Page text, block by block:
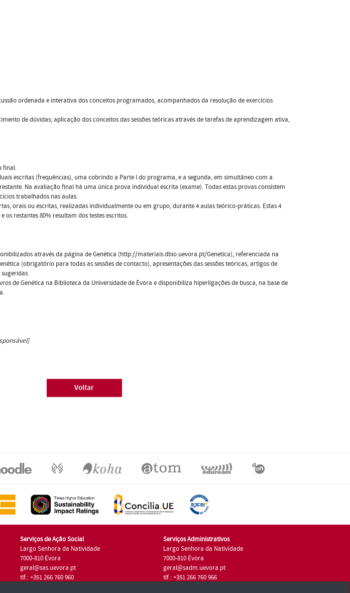
ordenada e interativa dos conceitos programados, acompanhados da resolução de exercícios
de dúvidas; aplicação dos conceitos das sessões teóricas através de tarefas de aprendizagem ativa,
final.
escritas (frequências), uma cobrindo a Parte I do programa, e a segunda, em simultâneo com a
Na avaliação final há uma única prova individual escrita (exame). Todas estas provas consistem
trabalhados nas aulas.
orais ou escritas, realizadas individualmente ou em grupo, durante 4 aulas teórico-práticas. Estas 4
os restantes 80% resultam dos testes escritos.
através da página de Genética (http://materiais.dbio.uevora.pt/Genetica), referenciada na
(obrigatório para todas as sessões de contacto), apresentações das sessões teóricas, artigos de
de Genética na Biblioteca da Universidade de Évora e disponibiliza hiperligações de busca, na base de
Voltar
Serviços de Ação Social
Largo Senhora da Natividade
7000-810 Évora
geral@sas.uevora.pt
tlf.: +351 266 760 960
Serviços Administrativos
Largo Senhora da Natividade
7000-810 Évora
geral@sadm.uevora.pt
tlf.: +351 266 760 966